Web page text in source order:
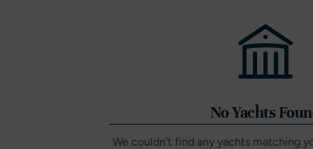
No Yachts
We couldn't find any yachts matching